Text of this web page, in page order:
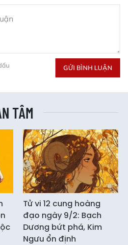
GỬI BÌNH LUẬN
TÂM
Tử vi 12 cung hoàng
đạo ngày 9/2: Bạch
Dương bứt phá, Kim
Ngưu ổn định